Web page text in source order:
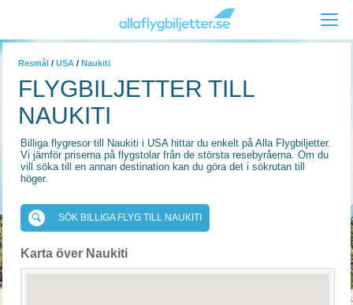
Resmål / USA / Naukiti
FLYGBILJETTER TILL
NAUKITI
Billiga flygresor till Naukiti i USA hittar du enkelt på Alla Flygbiljetter.
Vi jämför priserna på flygstolar från de största resebyråerna. Om du
vill söka till en annan destination kan du göra det i sökrutan till
höger.
SÖK BILLIGA FLYG TILL NAUKITI
Karta över Naukiti